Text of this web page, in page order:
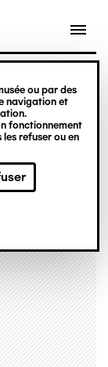
ou par des
navigation et
fonctionnement
refuser ou en